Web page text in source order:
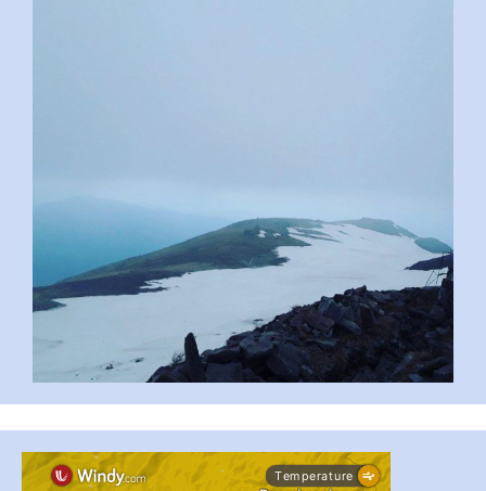
...
pimrec_project